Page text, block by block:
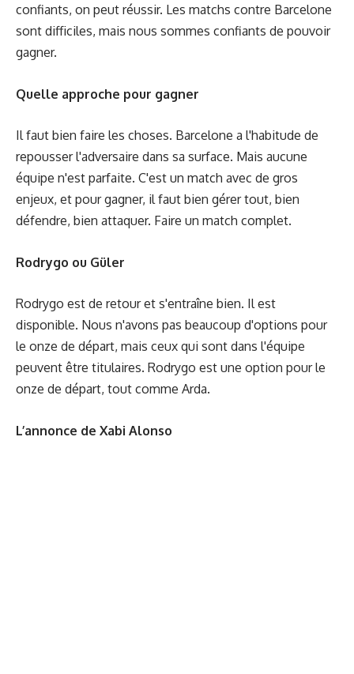
confiants, on peut réussir. Les matchs contre Barcelone
sont difficiles, mais nous sommes confiants de pouvoir
gagner.
Quelle approche pour gagner
Il faut bien faire les choses. Barcelone a l'habitude de
repousser l'adversaire dans sa surface. Mais aucune
équipe n'est parfaite. C'est un match avec de gros
enjeux, et pour gagner, il faut bien gérer tout, bien
défendre, bien attaquer. Faire un match complet.
Rodrygo ou Güler
Rodrygo est de retour et s'entraîne bien. Il est
disponible. Nous n'avons pas beaucoup d'options pour
le onze de départ, mais ceux qui sont dans l'équipe
peuvent être titulaires. Rodrygo est une option pour le
onze de départ, tout comme Arda.
L’annonce de Xabi Alonso